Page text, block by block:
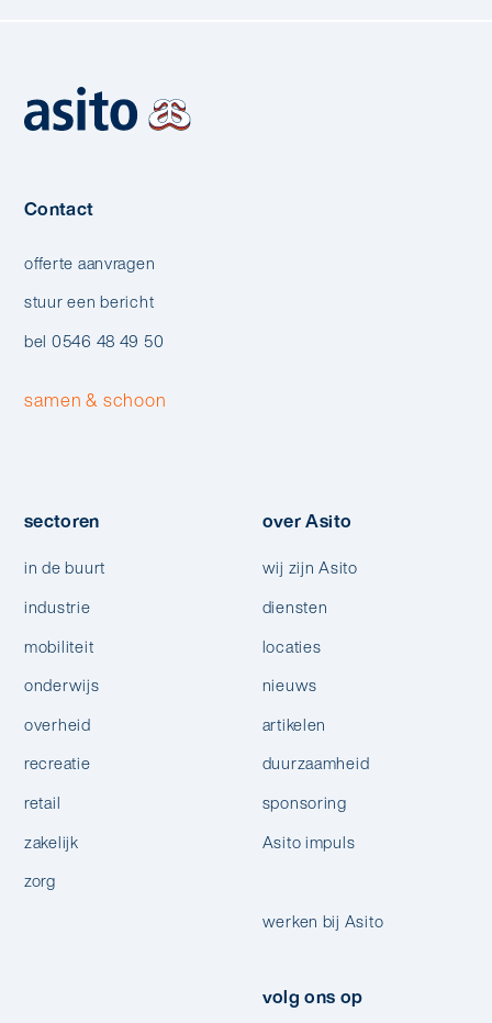
Contact
offerte aanvragen
stuur een bericht
bel 0546 48 49 50
samen & schoon
sectoren
in de buurt
industrie
mobiliteit
onderwijs
overheid
recreatie
retail
zakelijk
zorg
over Asito
wij zijn Asito
diensten
locaties
nieuws
artikelen
duurzaamheid
sponsoring
Asito impuls
werken bij Asito
volg ons op